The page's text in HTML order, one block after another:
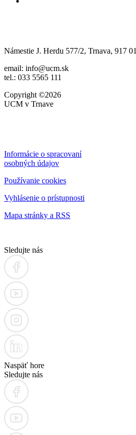
Námestie J. Herdu 577/2, Trnava, 917 01
email: info@ucm.sk
tel.: 033 5565 111
Copyright ©2026
UCM v Trnave
Informácie o spracovaní
osobných údajov
Používanie cookies
Vyhlásenie o prístupnosti
Mapa stránky a RSS
Sledujte nás
Naspäť hore
Sledujte nás